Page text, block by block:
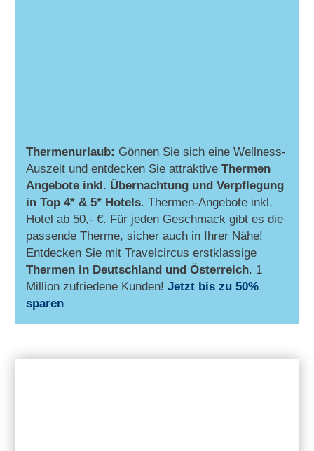
Thermenurlaub: Gönnen Sie sich eine Wellness-
Auszeit und entdecken Sie attraktiveThermen
Angebote inkl. Übernachtung und Verpflegung
in Top 4* & 5* Hotels. Thermen-Angebote inkl.
Hotel ab 50,- €. Für jeden Geschmack gibt es die
passende Therme, sicher auch in Ihrer Nähe!
Entdecken Sie mit Travelcircus erstklassige
Thermen in Deutschland und Österreich. 1
Million zufriedene Kunden!Jetzt bis zu 50%
sparen